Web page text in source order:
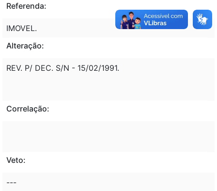
Referenda:
IMOVEL.
Alteração:
REV. P/ DEC. S/N - 15/02/1991.
Correlação:
Veto:
---